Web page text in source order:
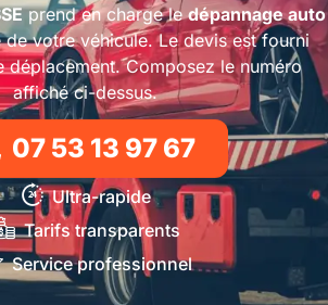
prend en charge ledépannage auto
votre véhicule. Le devis est fourni
déplacement. Composez le numéro
affiché ci-dessus.
07 53 13 97 67
Ultra-rapide
Tarifs transparents
Service professionnel